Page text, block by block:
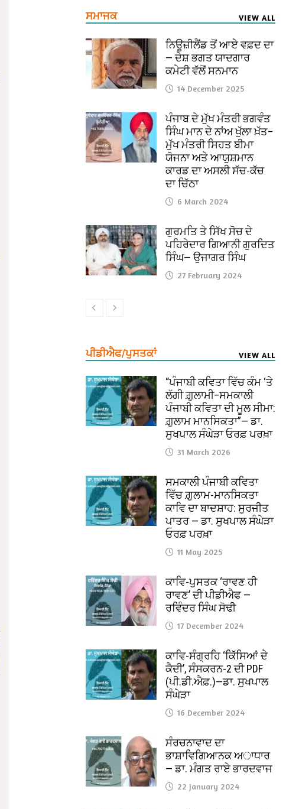
ਸਮਾਜਕ VIEW ALL
ਨਿਊਜ਼ੀਲੈਂਡ ਤੋਂ ਆਏ ਵਫ਼ਦ ਦਾ
— ਦੇਸ਼ ਭਗਤ ਯਾਦਗਾਰ
ਕਮੇਟੀ ਵੱਲੋਂ ਸਨਮਾਨ
14 December 2025
ਪੰਜਾਬ ਦੇ ਮੁੱਖ ਮੰਤਰੀ ਭਗਵੰਤ
ਸਿੰਘ ਮਾਨ ਦੇ ਨਾਂਅ ਖੁੱਲਾ ਖ਼ੱਤ–
ਮੁੱਖ ਮੰਤਰੀ ਸਿਹਤ ਬੀਮਾ
ਯੋਜਨਾ ਅਤੇ ਆਯੁਸ਼ਮਾਨ
ਕਾਰਡ ਦਾ ਅਸਲੀ ਸੱਚ-ਕੱਚ
ਦਾ ਚਿੱਠਾ
6 March 2024
ਗੁਰਮਤਿ ਤੇ ਸਿੱਖ ਸੋਚ ਦੇ
ਪਹਿਰੇਦਾਰ ਗਿਆਨੀ ਗੁਰਦਿਤ
ਸਿੰਘ— ਉਜਾਗਰ ਸਿੰਘ
27 February 2024
ਪੀਡੀਐਫ/ਪੁਸਤਕਾਂ VIEW ALL
“ਪੰਜਾਬੀ ਕਵਿਤਾ ਵਿੱਚ ਕੰਮ ‘ਤੇ
ਲੱਗੀ ਗ਼ੁਲਾਮੀ–ਸਮਕਾਲੀ
ਪੰਜਾਬੀ ਕਵਿਤਾ ਦੀ ਮੂਲ ਸੀਮਾ:
ਗ਼ੁਲਾਮ ਮਾਨਸਿਕਤਾ”— ਡਾ.
ਸੁਖਪਾਲ ਸੰਘੇੜਾ ਓਰਫ਼ ਪਰਖ਼ਾ
31 March 2026
ਸਮਕਾਲੀ ਪੰਜਾਬੀ ਕਵਿਤਾ
ਵਿੱਚ ਗ਼ੁਲਾਮ-ਮਾਨਸਿਕਤਾ
ਕਾਵਿ ਦਾ ਬਾਦਸ਼ਾਹ: ਸੁਰਜੀਤ
ਪਾਤਰ — ਡਾ. ਸੁਖਪਾਲ ਸੰਘੇੜਾ
ਓਰਫ਼ ਪਰਖ਼ਾ
11 May 2025
ਕਾਵਿ-ਪੁਸਤਕ ‘ਰਾਵਣ ਹੀ
ਰਾਵਣ’ ਦੀ ਪੀਡੀਐਫ —
ਰਵਿੰਦਰ ਸਿੰਘ ਸੋਢੀ
17 December 2024
ਕਾਵਿ-ਸੰਗ੍ਰਹਿ ‘ਕਿੱਸਿਆਂ ਦੇ
ਕੈਦੀ’, ਸੰਸਕਰਨ-2 ਦੀ PDF
(ਪੀ.ਡੀ.ਐਫ਼.)—ਡਾ. ਸੁਖਪਾਲ
ਸੰਘੇੜਾ
16 December 2024
ਸੰਰਚਨਾਵਾਦ ਦਾ
ਭਾਸ਼ਾਵਿਗਿਆਨਕ ਅਾਧਾਰ
— ਡਾ. ਮੰਗਤ ਰਾਏ ਭਾਰਦਵਾਜ
22 January 2024